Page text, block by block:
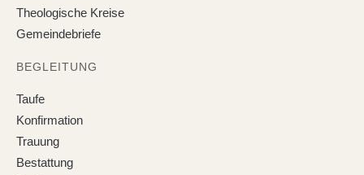
Theologische Kreise
Gemeindebriefe
BEGLEITUNG
Taufe
Konfirmation
Trauung
Bestattung